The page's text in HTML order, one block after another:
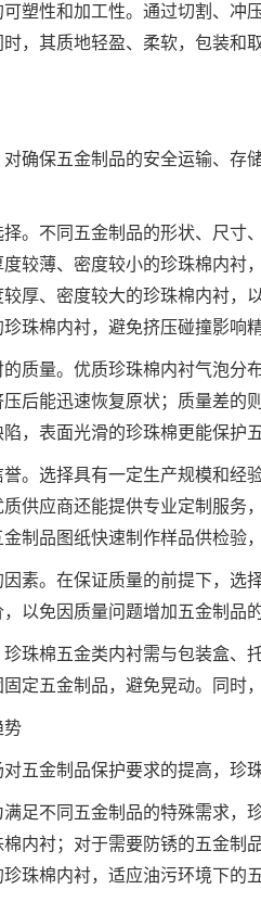
塑性和加工性。通过切割、冲
，其质地轻盈、柔软，包装和
确保五金制品的安全运输、
。不同五金制品的形状、尺
较薄、密度较小的珍珠棉内
厚、密度较大的珍珠棉内衬
珠棉内衬，避免挤压碰撞影响精
质量。优质珍珠棉内衬气泡分
后能迅速恢复原状；质量差
，表面光滑的珍珠棉更能保护
。选择具有一定生产规模和
供应商还能提供专业定制服务
制品图纸快速制作样品供检验
素。在保证质量的前提下，
以免因质量问题增加五金制品
珠棉五金类内衬需与包装盒
定五金制品，避免晃动。同时
势
五金制品保护要求的提高，珍
足不同五金制品的特殊需求，
内衬；对于需要防锈的五金制
珠棉内衬，适应油污环境下的